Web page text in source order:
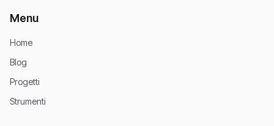
Menu
Home
Blog
Progetti
Strumenti